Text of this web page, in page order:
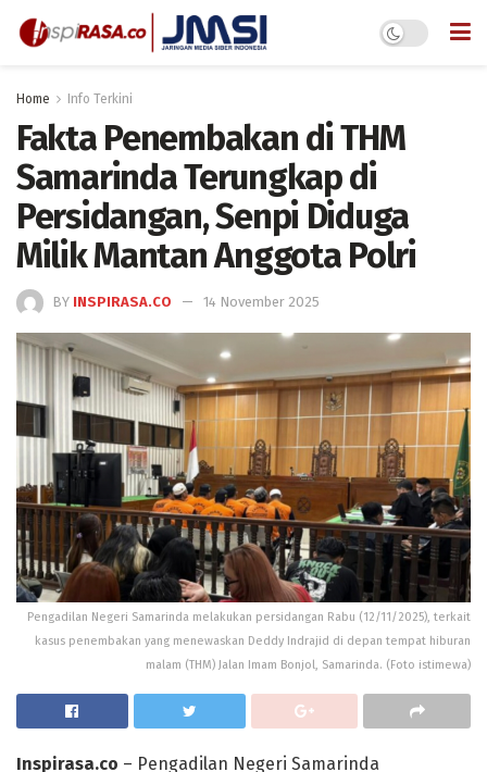
Home Info Terkini
Fakta Penembakan di THM
Samarinda Terungkap di
Persidangan, Senpi Diduga
Milik Mantan Anggota Polri
BY INSPIRASA.CO 14 November 2025
Pengadilan Negeri Samarinda melakukan persidangan Rabu (12/11/2025), terkait
kasus penembakan yang menewaskan Deddy Indrajid di depan tempat hiburan
malam (THM) Jalan Imam Bonjol, Samarinda. (Foto istimewa)
Inspirasa.co – Pengadilan Negeri Samarinda